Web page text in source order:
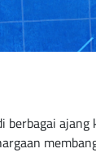
berbagai